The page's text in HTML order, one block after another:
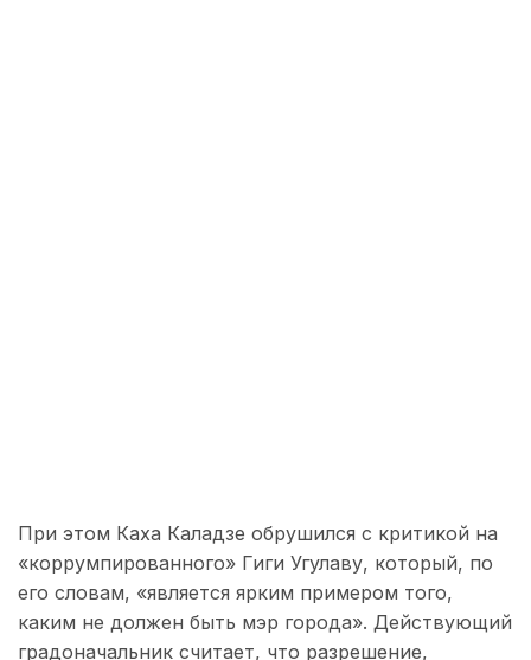
При этом Каха Каладзе обрушился с критикой на
«коррумпированного» Гиги Угулаву, который, по
его словам, «является ярким примером того,
каким не должен быть мэр города». Действующий
градоначальник считает, что разрешение,